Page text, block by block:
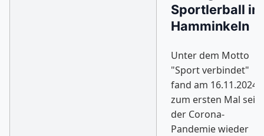
Sportlerball in
Hamminkeln
Unter dem Motto
"Sport verbindet"
fand am 16.11.2024
zum ersten Mal seit
der Corona-
Pandemie wieder